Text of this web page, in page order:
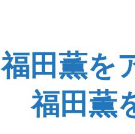
福田薫を
福田薫